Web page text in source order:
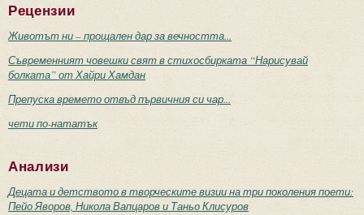
Рецензии
Животът ни – прощален дар за вечността...
Съвременният човешки свят в стихосбирката “Нарисувай
болката” от Хайри Хамдан
Препуска времето отвъд първичния си чар...
чети по-нататък
Анализи
Децата и детството в творческите визии на три поколения поети:
Пейо Яворов, Никола Вапцаров и Таньо Клисуров